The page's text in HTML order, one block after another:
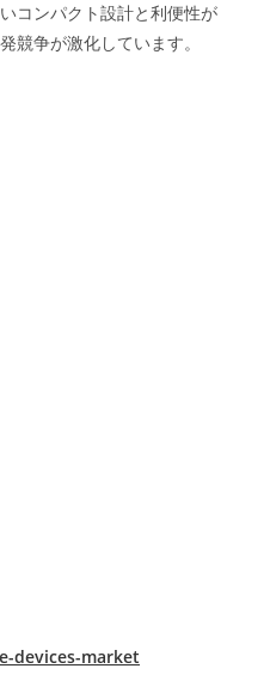
コンパクト設計と利便性が
競争が激化しています。
devices-market